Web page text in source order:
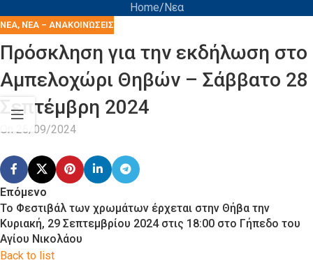
Home Νεα
ΝΕΑ, ΝΈΑ – ΑΝΑΚΟΙΝΏΣΕΙΣ
Πρόσκληση για την εκδήλωση στο
Αμπελοχώρι Θηβών – Σάββατο 28
Σεπτέμβρη 2024
On 26/09/2024
Επόμενο
To Φεστιβάλ των χρωμάτων έρχεται στην Θήβα την
Κυριακή, 29 Σεπτεμβρίου 2024 στις 18:00 στο Γήπεδο του
Αγίου Νικολάου
Back to list